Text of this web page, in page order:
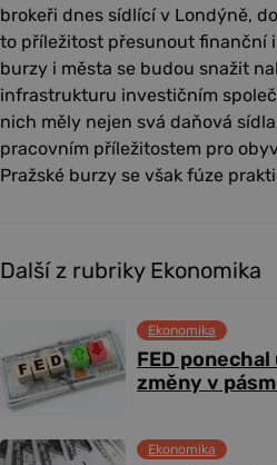
brokeři dnes sídlící v Londýně,
to příležitost přesunout finanční
burzy i města se budou snažit
infrastrukturu investičním
nich měly nejen svá daňová
pracovním příležitostem pro
Pražské burzy se však fúze
Další z rubriky Ekonomika
FED
změny v
Ekonomika
Ekonomika